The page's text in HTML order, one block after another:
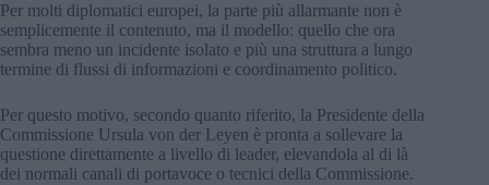
Per molti diplomatici europei, la parte più allarmante non è
semplicemente il contenuto, ma il modello: quello che ora
sembra meno un incidente isolato e più una struttura a lungo
termine di flussi di informazioni e coordinamento politico.
Per questo motivo, secondo quanto riferito, la Presidente della
Commissione Ursula von der Leyen è pronta a sollevare la
questione direttamente a livello di leader, elevandola al di là
dei normali canali di portavoce o tecnici della Commissione.